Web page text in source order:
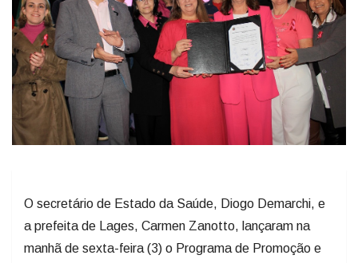
O secretário de Estado da Saúde, Diogo Demarchi, e
a prefeita de Lages, Carmen Zanotto, lançaram na
manhã de sexta-feira (3) o Programa de Promoção e